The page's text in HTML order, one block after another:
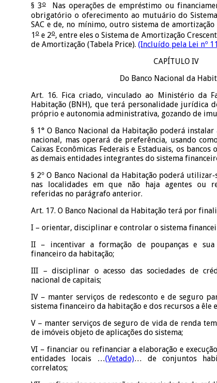
§ 3oNas operações de empréstimo ou
obrigatório o oferecimento ao mutuário do
SAC e de, no mínimo, outro sistema de
1o e 2o, entre eles o Sistema de Amortização
de Amortização (Tabela Price). (Incluído pela Lei nº
CAPÍTULO IV
Do Banco Nacional da
Art. 16. Fica criado, vinculado ao Ministério da
Habitação (BNH), que terá personalidade jurídica
próprio e autonomia administrativa, gozando de
§ 1° O Banco Nacional da Habitação poderá
nacional, mas operará de preferência, usando
Caixas Econômicas Federais e Estaduais, os
as demais entidades integrantes do sistema
§ 2º O Banco Nacional da Habitação poderá
nas localidades em que não haja agentes ou
referidas no parágrafo anterior.
Art. 17. O Banco Nacional da Habitação terá por
I – orientar, disciplinar e controlar o sistema
II – incentivar a formação de poupanças e sua
financeiro da habitação;
III – disciplinar o acesso das sociedades de
nacional de capitais;
IV – manter serviços de redesconto e de seguro
sistema financeiro da habitação e dos recursos a êle
V – manter serviços de seguro de vida de renda
de imóveis objeto de aplicações do sistema;
VI – financiar ou refinanciar a elaboração e
entidades locais …(Vetado)… de conjuntos
correlatos;